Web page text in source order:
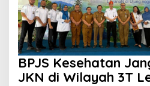
BPJS Kesehatan
JKN di Wilayah 3T